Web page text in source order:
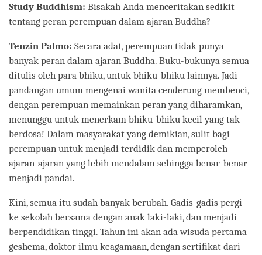
Study Buddhism: Bisakah Anda menceritakan sedikit
tentang peran perempuan dalam ajaran Buddha?
Tenzin Palmo: Secara adat, perempuan tidak punya
banyak peran dalam ajaran Buddha. Buku-bukunya semua
ditulis oleh para bhiku, untuk bhiku-bhiku lainnya. Jadi
pandangan umum mengenai wanita cenderung membenci,
dengan perempuan memainkan peran yang diharamkan,
menunggu untuk menerkam bhiku-bhiku kecil yang tak
berdosa! Dalam masyarakat yang demikian, sulit bagi
perempuan untuk menjadi terdidik dan memperoleh
ajaran-ajaran yang lebih mendalam sehingga benar-benar
menjadi pandai.
Kini, semua itu sudah banyak berubah. Gadis-gadis pergi
ke sekolah bersama dengan anak laki-laki, dan menjadi
berpendidikan tinggi. Tahun ini akan ada wisuda pertama
geshema, doktor ilmu keagamaan, dengan sertifikat dari